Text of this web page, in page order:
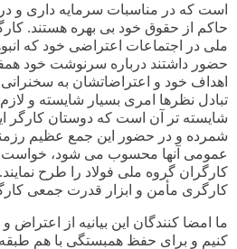
است که در مناسبات سرمایه داری و
حاکم از حقوق خود بی بهره هستند.
ملی در اجتماعات اعتراضی خود که
حضور داشتند درباره سرنوشت خود
اهداف خود و اعتراضاتشان به سخنرانی
تبادل نظرها امری بسیار شایسته و
شایسته تر آن است که دوستان کارگر
شمرده و در حضور این جمع عظیم
عمومی آنها محسوب می شود، خواست
کارگران گروه ملی فولاد را طرح
کارگری مأمن و ابزار قدرت جمعی
ما امضا کنندگان این بیانیه از
کنیم و برای حفظ همبستگی با هم